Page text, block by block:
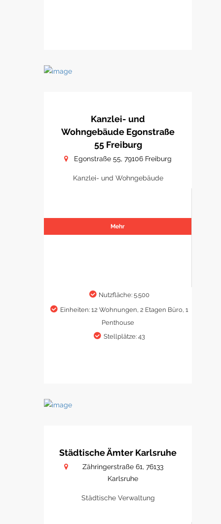
Kanzlei- und
Wohngebäude Egonstraße
55 Freiburg
Egonstraße 55, 79106 Freiburg
Kanzlei- und Wohngebäude
Mehr
Nutzfläche: 5.500
Einheiten: 12 Wohnungen, 2 Etagen Büro, 1
Penthouse
Stellplätze: 43
Städtische Ämter Karlsruhe
Zähringerstraße 61, 76133
Karlsruhe
Städtische Verwaltung